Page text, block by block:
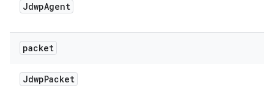
JdwpAgent
packet
JdwpPacket